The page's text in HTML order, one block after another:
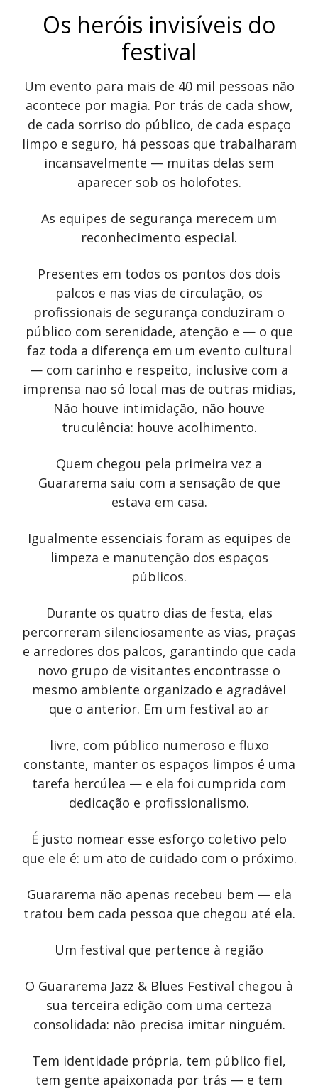
Os heróis invisíveis do
festival
Um evento para mais de 40 mil pessoas não
acontece por magia. Por trás de cada show,
de cada sorriso do público, de cada espaço
limpo e seguro, há pessoas que trabalharam
incansavelmente — muitas delas sem
aparecer sob os holofotes.
As equipes de segurança merecem um
reconhecimento especial.
Presentes em todos os pontos dos dois
palcos e nas vias de circulação, os
profissionais de segurança conduziram o
público com serenidade, atenção e — o que
faz toda a diferença em um evento cultural
— com carinho e respeito, inclusive com a
imprensa nao só local mas de outras midias,
Não houve intimidação, não houve
truculência: houve acolhimento.
Quem chegou pela primeira vez a
Guararema saiu com a sensação de que
estava em casa.
Igualmente essenciais foram as equipes de
limpeza e manutenção dos espaços
públicos.
Durante os quatro dias de festa, elas
percorreram silenciosamente as vias, praças
e arredores dos palcos, garantindo que cada
novo grupo de visitantes encontrasse o
mesmo ambiente organizado e agradável
que o anterior. Em um festival ao ar
livre, com público numeroso e fluxo
constante, manter os espaços limpos é uma
tarefa hercúlea — e ela foi cumprida com
dedicação e profissionalismo.
É justo nomear esse esforço coletivo pelo
que ele é: um ato de cuidado com o próximo.
Guararema não apenas recebeu bem — ela
tratou bem cada pessoa que chegou até ela.
Um festival que pertence à região
O Guararema Jazz & Blues Festival chegou à
sua terceira edição com uma certeza
consolidada: não precisa imitar ninguém.
Tem identidade própria, tem público fiel,
tem gente apaixonada por trás — e tem